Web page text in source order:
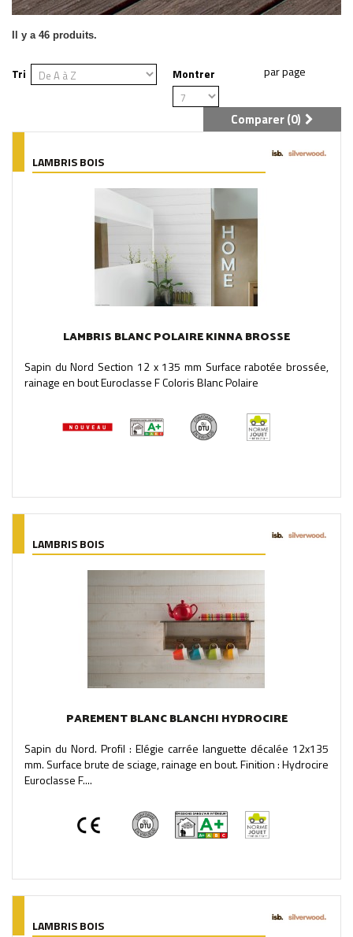
Il y a 46 produits.
Tri Montrer
Comparer (0)
LAMBRIS BOIS
LAMBRIS BLANC POLAIRE KINNA BROSSE
Sapin du Nord Section 12 x 135 mm Surface rabotée brossée,
rainage en bout Euroclasse F Coloris Blanc Polaire
LAMBRIS BOIS
PAREMENT BLANC BLANCHI HYDROCIRE
Sapin du Nord. Profil : Elégie carrée languette décalée 12x135
mm. Surface brute de sciage, rainage en bout. Finition : Hydrocire
Euroclasse F....
LAMBRIS BOIS